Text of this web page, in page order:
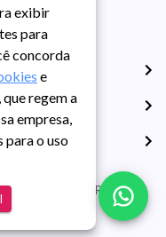
reservados. CRECI RS -
0001-30
exibir
para
concorda
e
, que regem a
empresa,
para o uso